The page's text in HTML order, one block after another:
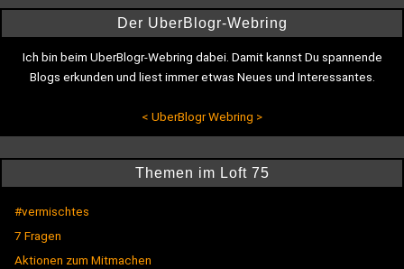
Der UberBlogr-Webring
Ich bin beim UberBlogr-Webring dabei. Damit kannst Du spannende
Blogs erkunden und liest immer etwas Neues und Interessantes.
< UberBlogr Webring >
Themen im Loft 75
#vermischtes
7 Fragen
Aktionen zum Mitmachen